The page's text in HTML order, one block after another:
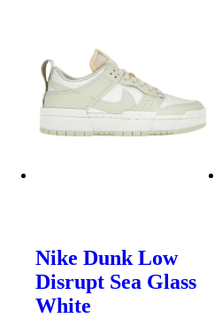
Nike Dunk Low
Disrupt Sea Glass
White